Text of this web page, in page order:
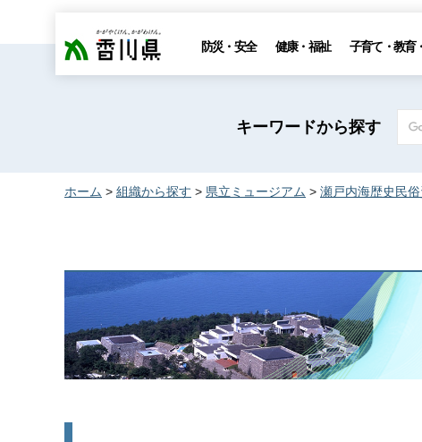
香川県 防災・安全 健康・福祉 子育て・教育
キーワードから探す
ホーム > 組織から探す > 県立ミュージアム > 瀬戸内海歴史民